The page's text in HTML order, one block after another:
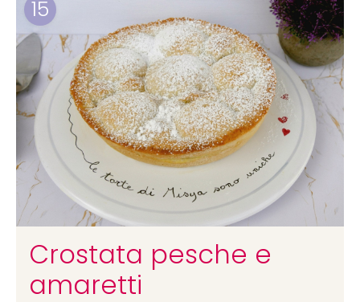
15
Crostata pesche e
amaretti